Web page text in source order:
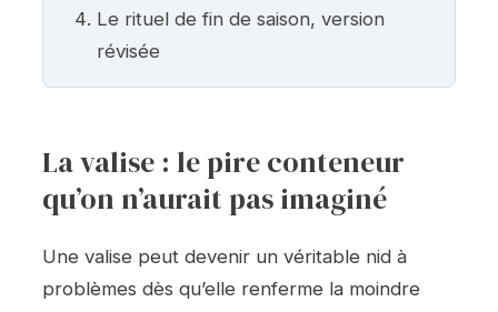
Le rituel de fin de saison, version
révisée
La valise : le pire conteneur
qu’on n’aurait pas imaginé
Une valise peut devenir un véritable nid à
problèmes dès qu’elle renferme la moindre